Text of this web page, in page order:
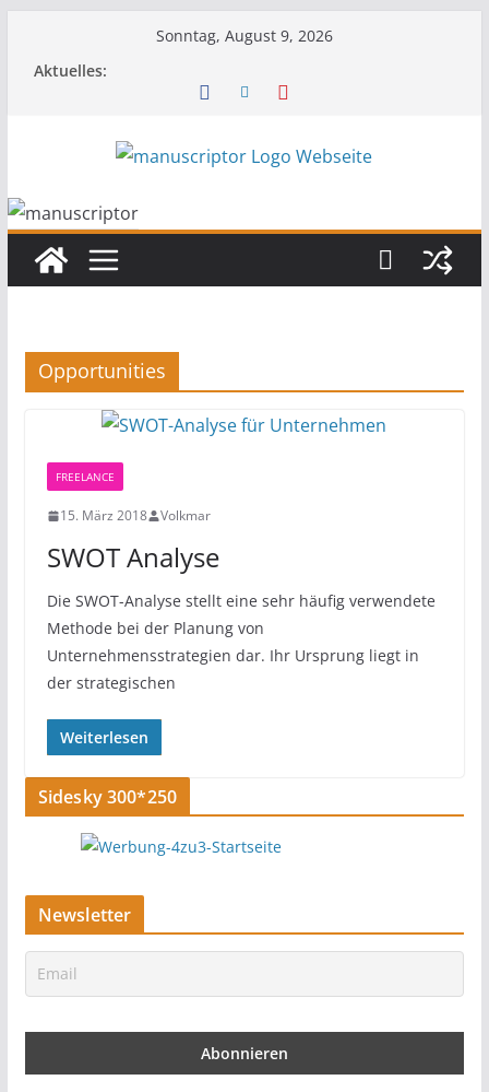
Sonntag, August 9, 2026
Aktuelles:
Opportunities
FREELANCE
15. März 2018 Volkmar
SWOT Analyse
Die SWOT-Analyse stellt eine sehr häufig verwendete
Methode bei der Planung von
Unternehmensstrategien dar. Ihr Ursprung liegt in
der strategischen
Weiterlesen
Sidesky 300*250
Newsletter